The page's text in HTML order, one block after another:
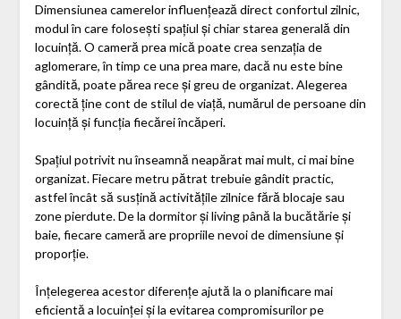
Dimensiunea camerelor influențează direct confortul zilnic,
modul în care folosești spațiul și chiar starea generală din
locuință. O cameră prea mică poate crea senzația de
aglomerare, în timp ce una prea mare, dacă nu este bine
gândită, poate părea rece și greu de organizat. Alegerea
corectă ține cont de stilul de viață, numărul de persoane din
locuință și funcția fiecărei încăperi.
Spațiul potrivit nu înseamnă neapărat mai mult, ci mai bine
organizat. Fiecare metru pătrat trebuie gândit practic,
astfel încât să susțină activitățile zilnice fără blocaje sau
zone pierdute. De la dormitor și living până la bucătărie și
baie, fiecare cameră are propriile nevoi de dimensiune și
proporție.
Înțelegerea acestor diferențe ajută la o planificare mai
eficientă a locuinței și la evitarea compromisurilor pe